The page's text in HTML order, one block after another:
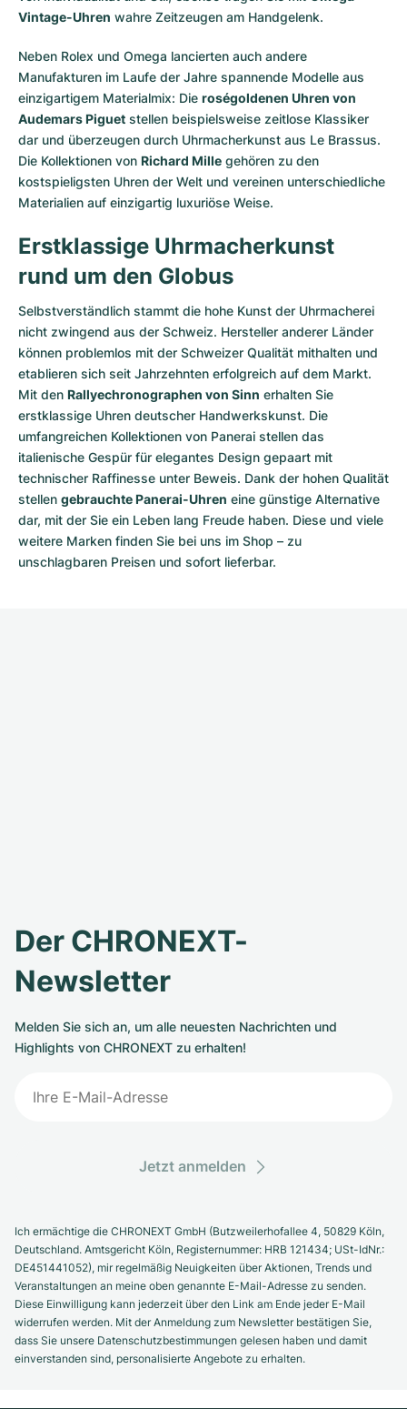
Vintage-Uhren wahre Zeitzeugen am Handgelenk.
Neben Rolex und Omega lancierten auch andere
Manufakturen im Laufe der Jahre spannende Modelle aus
einzigartigem Materialmix: Die roségoldenen Uhren von
Audemars Piguet stellen beispielsweise zeitlose Klassiker
dar und überzeugen durch Uhrmacherkunst aus Le Brassus.
Die Kollektionen von Richard Mille gehören zu den
kostspieligsten Uhren der Welt und vereinen unterschiedliche
Materialien auf einzigartig luxuriöse Weise.
Erstklassige Uhrmacherkunst
rund um den Globus
Selbstverständlich stammt die hohe Kunst der Uhrmacherei
nicht zwingend aus der Schweiz. Hersteller anderer Länder
können problemlos mit der Schweizer Qualität mithalten und
etablieren sich seit Jahrzehnten erfolgreich auf dem Markt.
Mit den Rallyechronographen von Sinn erhalten Sie
erstklassige Uhren deutscher Handwerkskunst. Die
umfangreichen Kollektionen von Panerai stellen das
italienische Gespür für elegantes Design gepaart mit
technischer Raffinesse unter Beweis. Dank der hohen Qualität
stellen gebrauchte Panerai-Uhren eine günstige Alternative
dar, mit der Sie ein Leben lang Freude haben. Diese und viele
weitere Marken finden Sie bei uns im Shop – zu
unschlagbaren Preisen und sofort lieferbar.
Der CHRONEXT-
Newsletter
Melden Sie sich an, um alle neuesten Nachrichten und
Highlights von CHRONEXT zu erhalten!
Jetzt anmelden
Ich ermächtige die CHRONEXT GmbH (Butzweilerhofallee 4, 50829 Köln,
Deutschland. Amtsgericht Köln, Registernummer: HRB 121434; USt-IdNr.:
DE451441052), mir regelmäßig Neuigkeiten über Aktionen, Trends und
Veranstaltungen an meine oben genannte E-Mail-Adresse zu senden.
Diese Einwilligung kann jederzeit über den Link am Ende jeder E-Mail
widerrufen werden. Mit der Anmeldung zum Newsletter bestätigen Sie,
dass Sie unsere Datenschutzbestimmungen gelesen haben und damit
einverstanden sind, personalisierte Angebote zu erhalten.